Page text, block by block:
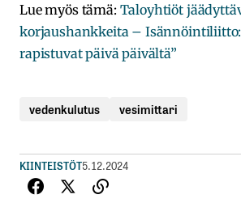
Lue myös tämä: Taloyhtiöt
korjaushankkeita – Isännöintiliitto:
rapistuvat päivä päivältä”
vedenkulutus vesimittari
KIINTEISTÖT5.12.2024